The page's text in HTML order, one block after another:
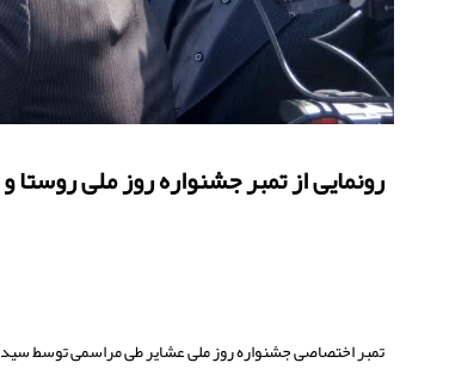
رونمایی از تمبر جشنواره روز ملی روستا
تمبر اختصاصی جشنواره روز ملی عشایر طی مراسمی توسط